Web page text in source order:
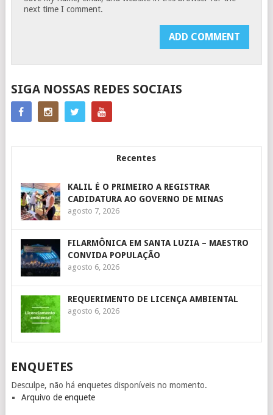
next time I comment.
SIGA NOSSAS REDES SOCIAIS
Recentes
KALIL É O PRIMEIRO A REGISTRAR
CADIDATURA AO GOVERNO DE MINAS
agosto 7, 2026
FILARMÔNICA EM SANTA LUZIA – MAESTRO
CONVIDA POPULAÇÃO
agosto 6, 2026
REQUERIMENTO DE LICENÇA AMBIENTAL
agosto 6, 2026
ENQUETES
Desculpe, não há enquetes disponíveis no momento.
Arquivo de enquete